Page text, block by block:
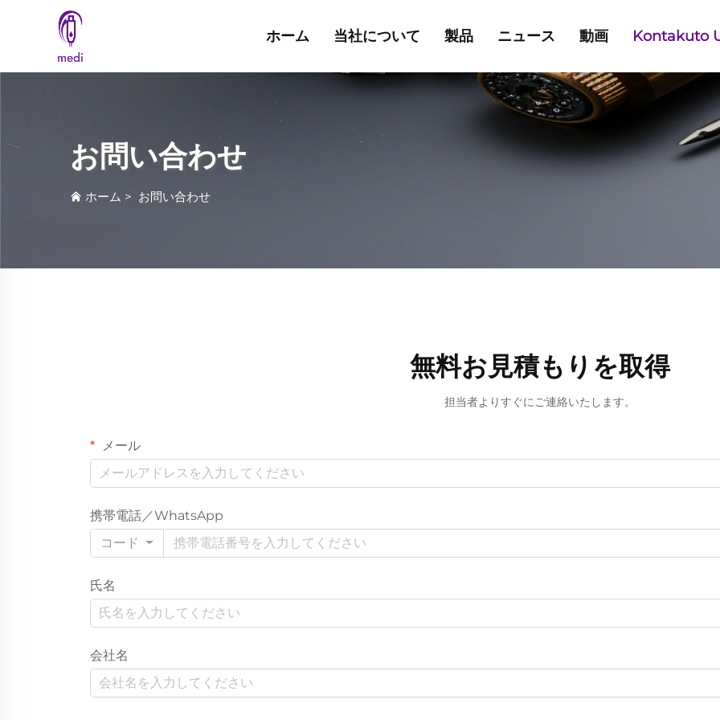
ホーム 当社について 製品 ニュース 動画 Kontakuto
お問い合わせ
ホーム > お問い合わせ
無料お見積もりを取得
担当者よりすぐにご連絡いたします。
メール
携帯電話／WhatsApp
コード
氏名
会社名